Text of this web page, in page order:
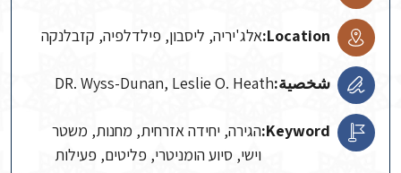
Location: אלג'יריה, ליסבון, פילדלפיה, קזבלנקה
شخصية:DR. Wyss-Dunan, Leslie O. Heath
Keyword: הגירה, יחידה אזרחית, מחנות, משטר
וישי, סיוע הומניטרי, פליטים, פעילות